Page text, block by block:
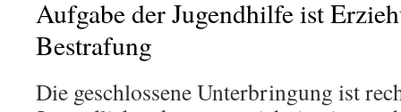
Aufgabe der Jugendhilfe ist
Bestrafung
Die geschlossene Unterbringung ist